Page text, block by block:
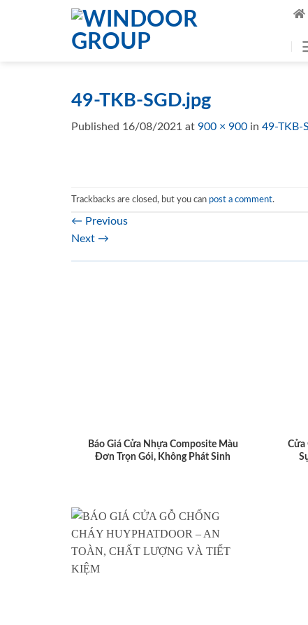
49-TKB-SGD.jpg
Published 16/08/2021 at 900 × 900 in 49-TKB-
Trackbacks are closed, but you can post a comment.
← Previous
Next →
Báo Giá Cửa Nhựa Composite Màu
Đơn Trọn Gói, Không Phát Sinh
Cửa